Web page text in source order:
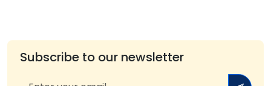
Subscribe to our newsletter